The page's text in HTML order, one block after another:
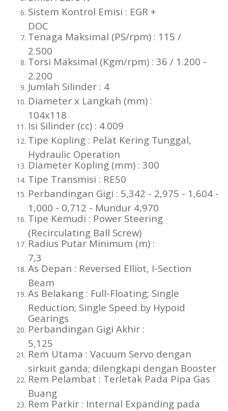
Sistem Kontrol Emisi : EGR +
DOC
Tenaga Maksimal (PS/rpm) : 115 /
2.500
Torsi Maksimal (Kgm/rpm) : 36 / 1.200 -
2.200
Jumlah Silinder : 4
Diameter x Langkah (mm) :
104x118
Isi Silinder (cc) : 4.009
Tipe Kopling : Pelat Kering Tunggal,
Hydraulic Operation
Diameter Kopling (mm) : 300
Tipe Transmisi : RE50
Perbandingan Gigi : 5,342 - 2,975 - 1,604 -
1,000 - 0,712 - Mundur 4,970
Tipe Kemudi : Power Steering
(Recirculating Ball Screw)
Radius Putar Minimum (m) :
7,3
As Depan : Reversed Elliot, I-Section
Beam
As Belakang : Full-Floating; Single
Reduction; Single Speed by Hypoid
Gearings
Perbandingan Gigi Akhir :
5,125
Rem Utama : Vacuum Servo dengan
sirkuit ganda; dilengkapi dengan Booster
Rem Pelambat : Terletak Pada Pipa Gas
Buang
Rem Parkir : Internal Expanding pada